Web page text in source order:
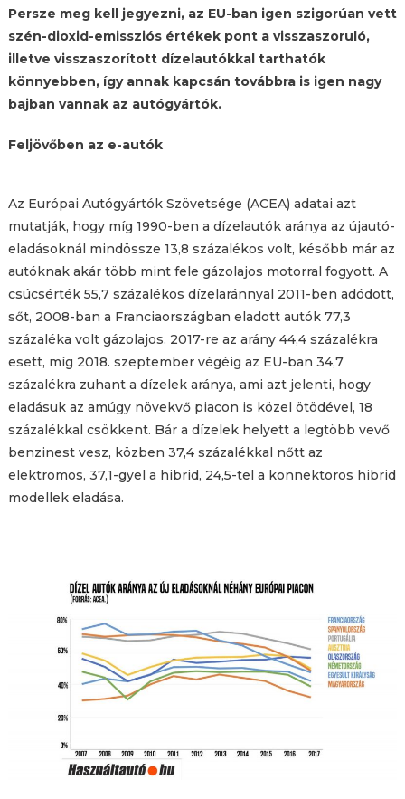
Persze meg kell jegyezni, az EU-ban igen szigorúan vett
szén-dioxid-emissziós értékek pont a visszaszoruló,
illetve visszaszorított dízelautókkal tarthatók
könnyebben, így annak kapcsán továbbra is igen nagy
bajban vannak az autógyártók.
Feljövőben az e-autók
Az Európai Autógyártók Szövetsége (ACEA) adatai azt
mutatják, hogy míg 1990-ben a dízelautók aránya az újautó-
eladásoknál mindössze 13,8 százalékos volt, később már az
autóknak akár több mint fele gázolajos motorral fogyott. A
csúcsérték 55,7 százalékos dízelaránnyal 2011-ben adódott,
sőt, 2008-ban a Franciaországban eladott autók 77,3
százaléka volt gázolajos. 2017-re az arány 44,4 százalékra
esett, míg 2018. szeptember végéig az EU-ban 34,7
százalékra zuhant a dízelek aránya, ami azt jelenti, hogy
eladásuk az amúgy növekvő piacon is közel ötödével, 18
százalékkal csökkent. Bár a dízelek helyett a legtöbb vevő
benzinest vesz, közben 37,4 százalékkal nőtt az
elektromos, 37,1-gyel a hibrid, 24,5-tel a konnektoros hibrid
modellek eladása.